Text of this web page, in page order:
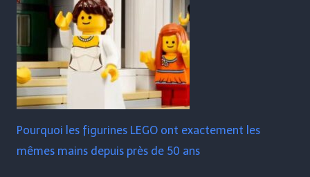
Pourquoi les figurines LEGO ont exactement les
mêmes mains depuis près de 50 ans